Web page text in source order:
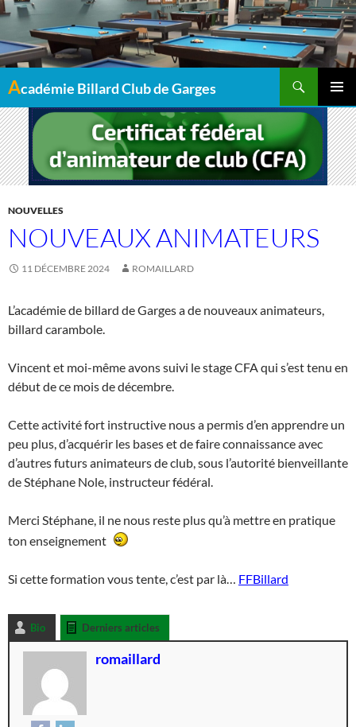
Académie Billard Club de Garges
MENU
NOUVELLES
NOUVEAUX ANIMATEURS
11 DÉCEMBRE 2024 ROMAILLARD
L’académie de billard de Garges a de nouveaux animateurs,
billard carambole.
Vincent et moi-même avons suivi le stage CFA qui s’est tenu en
début de ce mois de décembre.
Cette activité fort instructive nous a permis d’en apprendre un
peu plus, d’acquérir les bases et de faire connaissance avec
d’autres futurs animateurs de club, sous l’autorité bienveillante
de Stéphane Nole, instructeur fédéral.
Merci Stéphane, il ne nous reste plus qu’à mettre en pratique
ton enseignement
Si cette formation vous tente, c’est par là… FFBillard
Bio Derniers articles
romaillard